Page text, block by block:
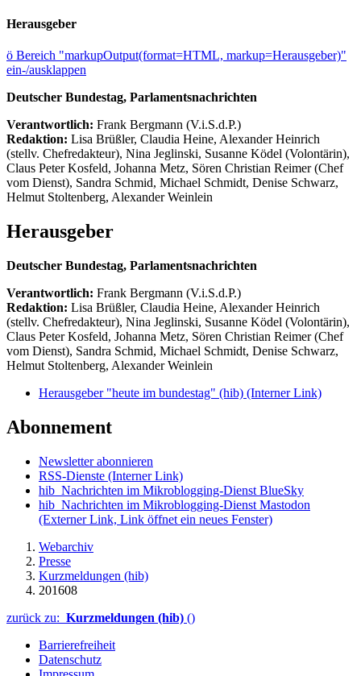
Herausgeber
ö Bereich "markupOutput(format=HTML, markup=Herausgeber)"
ein-/ausklappen
Deutscher Bundestag, Parlamentsnachrichten
Verantwortlich: Frank Bergmann (V.i.S.d.P.)
Redaktion: Lisa Brüßler, Claudia Heine, Alexander Heinrich
(stellv. Chefredakteur), Nina Jeglinski, Susanne Ködel (Volontärin),
Claus Peter Kosfeld, Johanna Metz, Sören Christian Reimer (Chef
vom Dienst), Sandra Schmid, Michael Schmidt, Denise Schwarz,
Helmut Stoltenberg, Alexander Weinlein
Herausgeber
Deutscher Bundestag, Parlamentsnachrichten
Verantwortlich: Frank Bergmann (V.i.S.d.P.)
Redaktion: Lisa Brüßler, Claudia Heine, Alexander Heinrich
(stellv. Chefredakteur), Nina Jeglinski, Susanne Ködel (Volontärin),
Claus Peter Kosfeld, Johanna Metz, Sören Christian Reimer (Chef
vom Dienst), Sandra Schmid, Michael Schmidt, Denise Schwarz,
Helmut Stoltenberg, Alexander Weinlein
Herausgeber "heute im bundestag" (hib) (Interner Link)
Abonnement
Newsletter abonnieren
RSS-Dienste (Interner Link)
hib_Nachrichten im Mikroblogging-Dienst BlueSky
hib_Nachrichten im Mikroblogging-Dienst Mastodon
(Externer Link, Link öffnet ein neues Fenster)
Webarchiv
Presse
Kurzmeldungen (hib)
201608
zurück zu: Kurzmeldungen (hib) ()
Barrierefreiheit
Datenschutz